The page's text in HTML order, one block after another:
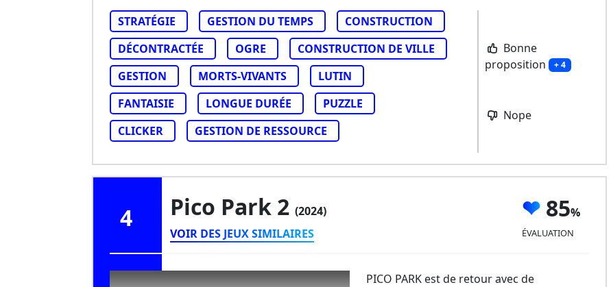
STRATÉGIE GESTION DU TEMPS
CONSTRUCTION
DÉCONTRACTÉE
OGRE
CONSTRUCTION DE VILLE
GESTION
MORTS-VIVANTS
LUTIN
FANTAISIE
LONGUE DURÉE
PUZZLE
CLICKER
GESTION DE RESSOURCE
Bonne
proposition + 4
Nope
4 Pico Park 2 (2024)
VOIR DES JEUX SIMILAIRES
85
ÉVALUATION
PICO PARK est de retour avec de